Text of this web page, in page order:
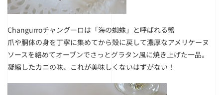
Changurroチャングーロは「海の蜘蛛」と呼ばれる蟹
爪や胴体の身を丁寧に集めてから殻に戻して濃厚なアメリケーヌ
ソースを絡めてオーブンでさっとグラタン風に焼き上げた一品。
凝縮したカニの味、これが美味しくないはずがない！